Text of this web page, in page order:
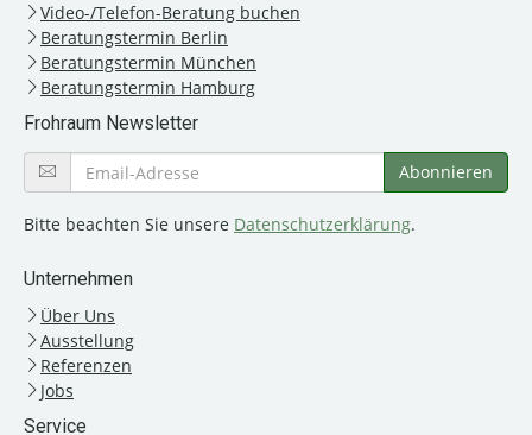
Video-/Telefon-Beratung buchen
Beratungstermin Berlin
Beratungstermin München
Beratungstermin Hamburg
Frohraum Newsletter
Bitte beachten Sie unsere Datenschutzerklärung.
Unternehmen
Über Uns
Ausstellung
Referenzen
Jobs
Service